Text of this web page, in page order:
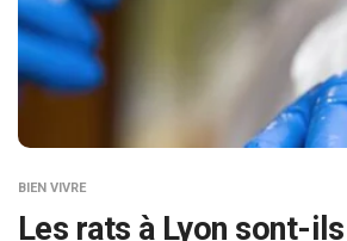
BIEN VIVRE
Les rats à Lyon sont-